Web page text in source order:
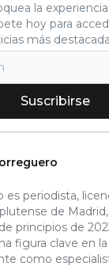
la
hoy para
más
Suscribirse
periodista,
de
principios de
figura clave en
como